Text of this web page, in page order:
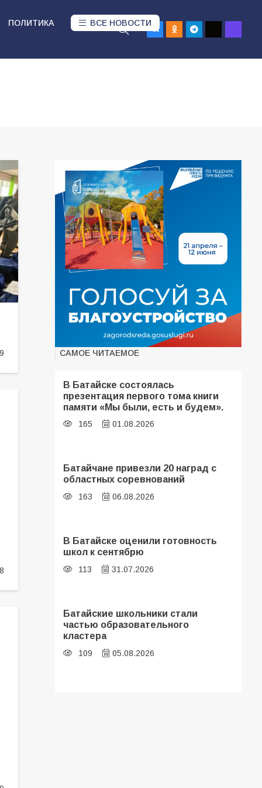
ПОЛИТИКА ВСЕ НОВОСТИ
САМОЕ ЧИТАЕМОЕ
В Батайске состоялась
презентация первого тома книги
памяти «Мы были, есть и будем».
165 01.08.2026
Батайчане привезли 20 наград с
областных соревнований
163 06.08.2026
В Батайске оценили готовность
школ к сентябрю
113 31.07.2026
Батайские школьники стали
частью образовательного
кластера
109 05.08.2026